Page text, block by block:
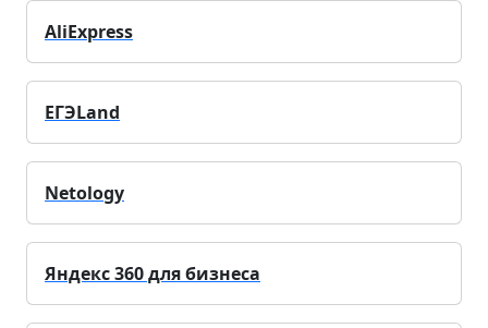
AliExpress
ЕГЭLand
Netology
Яндекс 360 для бизнеса